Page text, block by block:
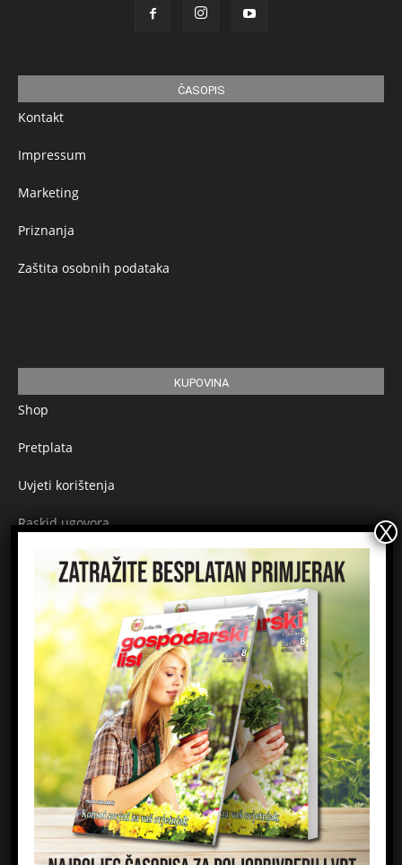
ČASOPIS
Kontakt
Impressum
Marketing
Priznanja
Zaštita osobnih podataka
KUPOVINA
Shop
Pretplata
Uvjeti korištenja
Raskid ugovora
Načini plaćanja
Sigurnost plaćanja
Prijavite se na newsletter
Email